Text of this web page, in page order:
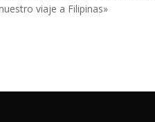
viaje a Filipinas»